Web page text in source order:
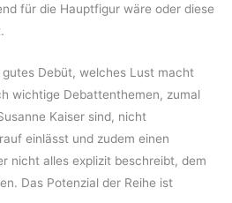
für die Hauptfigur wäre oder diese
gutes Debüt, welches Lust macht
wichtige Debattenthemen, zumal
Kaiser sind, nicht
einlässt und zudem einen
nicht alles explizit beschreibt, dem
Das Potenzial der Reihe ist